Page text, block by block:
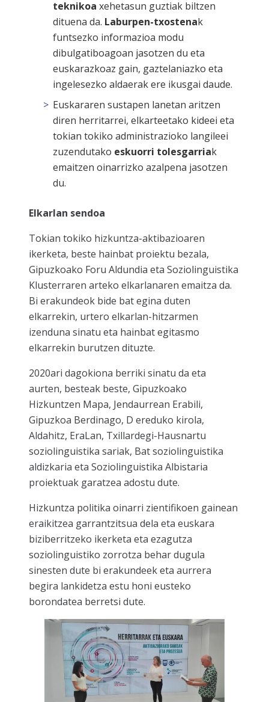
teknikoa xehetasun guztiak biltzen
dituena da. Laburpen-txostenak
funtsezko informazioa modu
dibulgatiboagoan jasotzen du eta
euskarazkoaz gain, gaztelaniazko eta
ingelesezko aldaerak ere ikusgai daude.
Euskararen sustapen lanetan aritzen
diren herritarrei, elkarteetako kideei eta
tokian tokiko administrazioko langileei
zuzendutako eskuorri tolesgarriak
emaitzen oinarrizko azalpena jasotzen
du.
Elkarlan sendoa
Tokian tokiko hizkuntza-aktibazioaren
ikerketa, beste hainbat proiektu bezala,
Gipuzkoako Foru Aldundia eta Soziolinguistika
Klusterraren arteko elkarlanaren emaitza da.
Bi erakundeok bide bat egina duten
elkarrekin, urtero elkarlan-hitzarmen
izenduna sinatu eta hainbat egitasmo
elkarrekin burutzen dituzte.
2020ari dagokiona berriki sinatu da eta
aurten, besteak beste, Gipuzkoako
Hizkuntzen Mapa, Jendaurrean Erabili,
Gipuzkoa Berdinago, D ereduko kirola,
Aldahitz, EraLan, Txillardegi-Hausnartu
soziolinguistika sariak, Bat soziolinguistika
aldizkaria eta Soziolinguistika Albistaria
proiektuak garatzea adostu dute.
Hizkuntza politika oinarri zientifikoen gainean
eraikitzea garrantzitsua dela eta euskara
biziberritzeko ikerketa eta ezagutza
soziolinguistiko zorrotza behar dugula
sinesten dute bi erakundeek eta aurrera
begira lankidetza estu honi eusteko
borondatea berretsi dute.